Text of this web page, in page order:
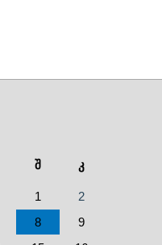
შ კ
1
2
8
9